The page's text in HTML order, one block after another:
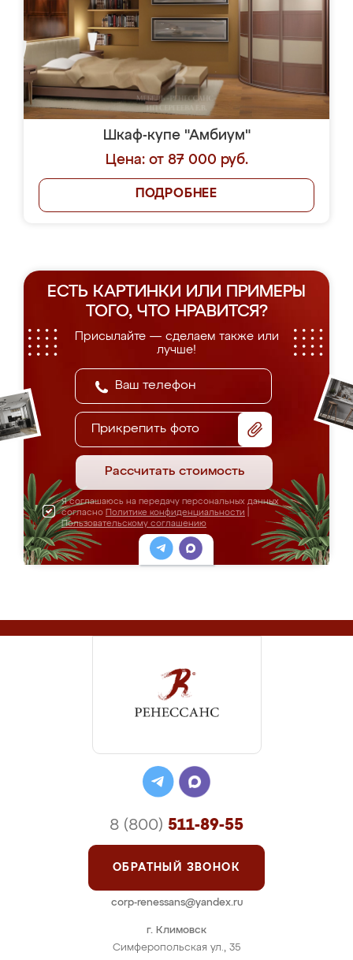
Шкаф-купе "Амбиум"
Цена: от 87 000 руб.
ПОДРОБНЕЕ
ЕСТЬ КАРТИНКИ ИЛИ ПРИМЕРЫ
ТОГО, ЧТО НРАВИТСЯ?
Присылайте — сделаем также или
лучше!
Прикрепить фото
Рассчитать стоимость
Я соглашаюсь на передачу персональных данных
согласно Политике конфиденциальности
Пользовательскому соглашению
г. Климовск
Симферопольская ул., 35
8 (800) 511-89-55
ОБРАТНЫЙ ЗВОНОК
corp-renessans@yandex.ru